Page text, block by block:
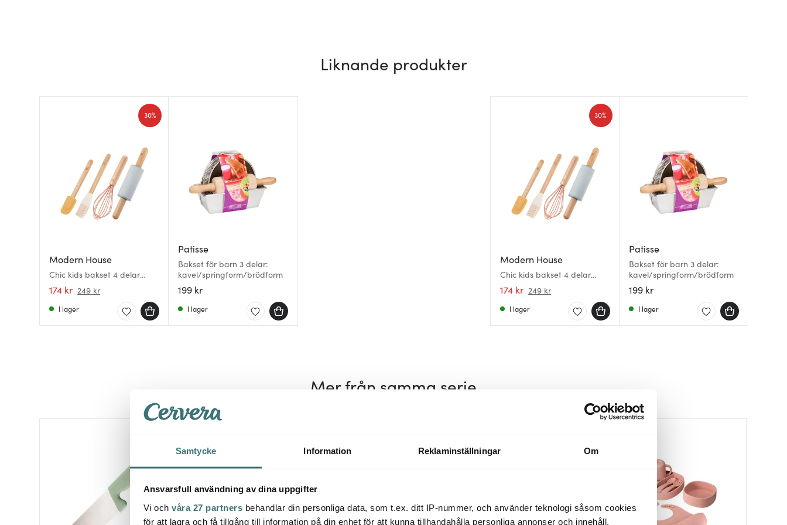
Samtycke Information Reklaminställningar Om
Ansvarsfull användning av dina uppgifter
Vi och våra 27 partners behandlar din personliga data, som t.ex. ditt IP-nummer, och använder teknologi såsom cookies
för att lagra och få tillgång till information på din enhet för att kunna tillhandahålla personliga annonser och innehåll,
Liknande produkter
Modern House
Chic kids bakset 4 delar
multi
174 kr 249 kr
30%
I lager
Patisse
Bakset för barn 3 delar:
kavel/springform/brödform
199 kr
I lager
Modern House
Chic kids bakset 4 delar
multi
174 kr 249 kr
30%
I lager
Patisse
Bakset för barn 3 delar:
kavel/springform/brödform
199 kr
I lager
Mer från samma serie